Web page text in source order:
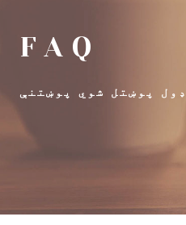
FAQ
پوښتل شوي پوښتنې